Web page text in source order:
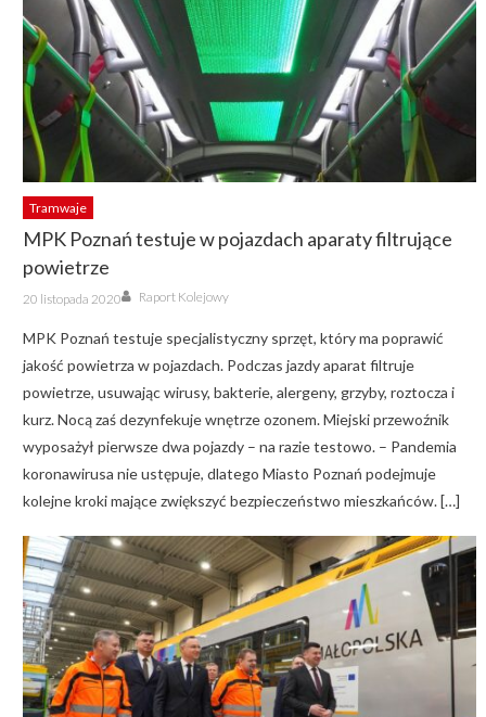
Tramwaje
MPK Poznań testuje w pojazdach aparaty filtrujące
powietrze
Posted
on
20 listopada 2020 Author
Raport Kolejowy
MPK Poznań testuje specjalistyczny sprzęt, który ma poprawić
jakość powietrza w pojazdach. Podczas jazdy aparat filtruje
powietrze, usuwając wirusy, bakterie, alergeny, grzyby, roztocza i
kurz. Nocą zaś dezynfekuje wnętrze ozonem. Miejski przewoźnik
wyposażył pierwsze dwa pojazdy – na razie testowo. – Pandemia
koronawirusa nie ustępuje, dlatego Miasto Poznań podejmuje
kolejne kroki mające zwiększyć bezpieczeństwo mieszkańców. […]